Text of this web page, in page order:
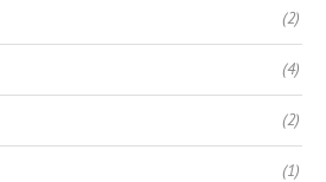
(2)
(4)
(2)
(1)